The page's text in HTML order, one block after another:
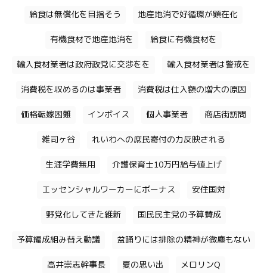
給食は無償化を目指そう 地産地消で好循環が顕在化
有機食材で地産地消を 給食に有機食材を
輸入食材業者は政府政党に交渉をを 輸入食材業者は警戒を
消費税を収めるのは事業者 消費税は仕入額の増大の原因
価格転嫁困難 インボイス 個人事業者 商店街訪問
雑司ヶ谷 れいわへの庶民寄付の力反映される
生涯学費無用 介護保育士10万円給与値上げ
エッセンシャルワーカーにボーナス 安住国対
野党化してきた維新 国民民主党の予算賛成
予算編成組み替え動議 盆踊りには排除の精神が微塵もない
高井崇志幹事長 夏の思い出 メロリンQ